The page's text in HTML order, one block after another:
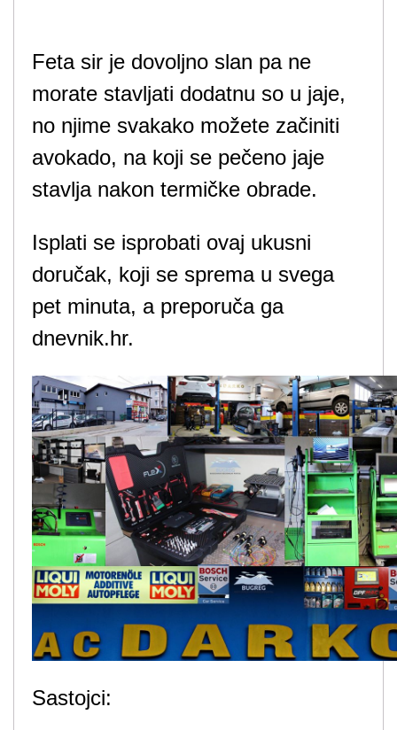
Feta sir je dovoljno slan pa ne
morate stavljati dodatnu so u jaje,
no njime svakako možete začiniti
avokado, na koji se pečeno jaje
stavlja nakon termičke obrade.
Isplati se isprobati ovaj ukusni
doručak, koji se sprema u svega
pet minuta, a preporuča ga
dnevnik.hr.
Sastojci: